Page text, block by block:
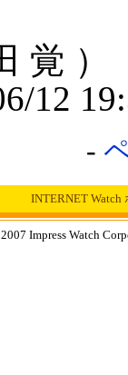
覚 ）
12
-
INTERNET Watch
Impress Watch